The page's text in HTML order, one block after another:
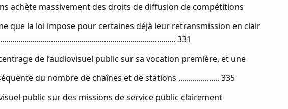
achète massivement des droits de diffusion de compétitions
que la loi impose pour certaines déjà leur retransmission en clair
331
de l’audiovisuel public sur sa vocation première, et une
du nombre de chaînes et de stations .................... 335
public sur des missions de service public clairement